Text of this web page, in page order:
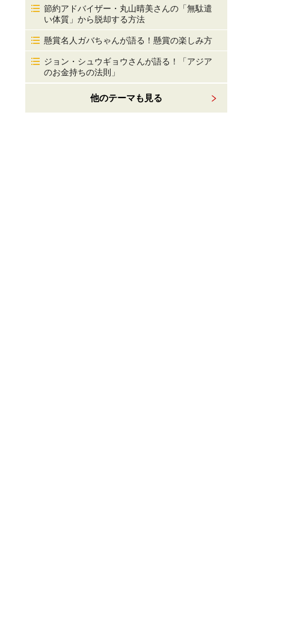
節約アドバイザー・丸山晴美さんの「無駄遣
い体質」から脱却する方法
懸賞名人ガバちゃんが語る！懸賞の楽しみ方
ジョン・シュウギョウさんが語る！「アジア
のお金持ちの法則」
他のテーマも見る